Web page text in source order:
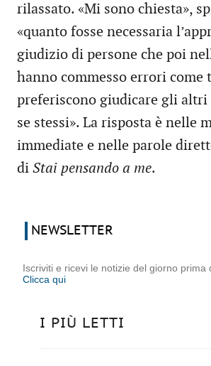
rilassato. «Mi sono chiesta»,
«quanto fosse necessaria
giudizio di persone che poi
hanno commesso errori come
preferiscono giudicare gli
se stessi». La risposta è nelle
immediate e nelle parole
di Stai pensando a me.
NEWSLETTER
Iscriviti e ricevi le notizie del giorno prima
Clicca qui
I PIÙ LETTI